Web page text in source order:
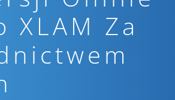
XLAM Za